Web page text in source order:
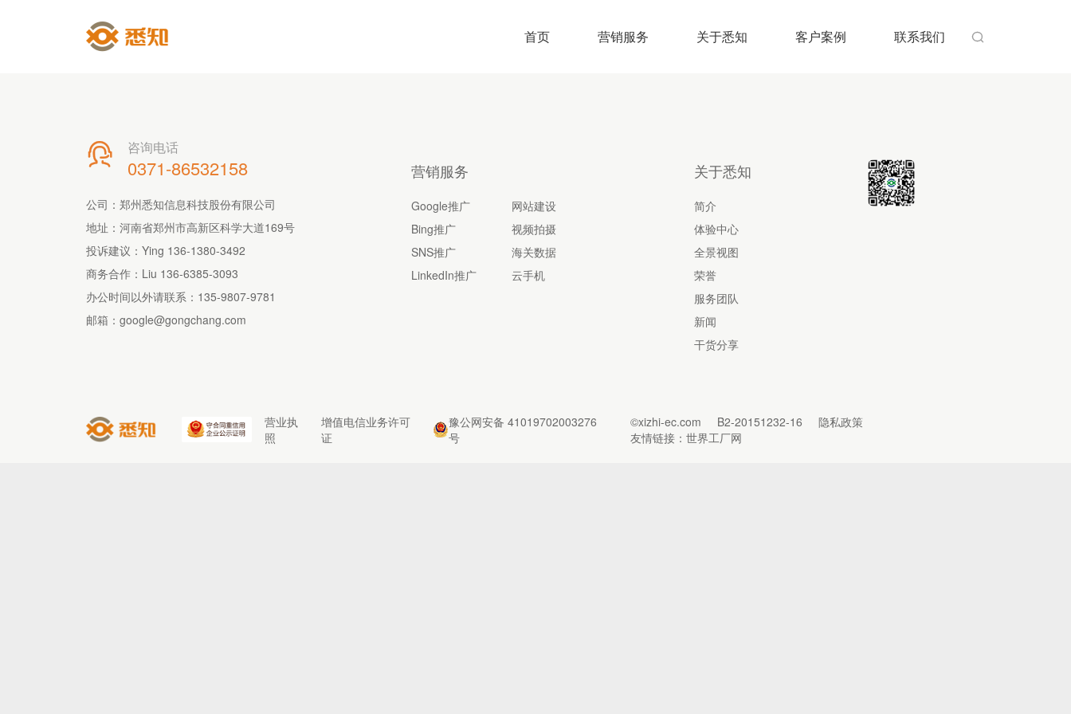
首页 营销服务 关于悉知 客户案例 联系我们 
 咨询电话
0371-86532158
公司：郑州悉知信息科技股份有限公司
地址：河南省郑州市高新区科学大道169号
投诉建议：Ying 136-1380-3492
商务合作：Liu 136-6385-3093
办公时间以外请联系： 135-9807-9781
邮箱： google@gongchang.com
营销服务
Google推广
Bing推广
SNS推广
LinkedIn推广
网站建设
视频拍摄
海关数据
云手机
关于悉知
简介
体验中心
全景视图
荣誉
服务团队
新闻
干货分享
营业执
照
增值电信业务许可
证
豫公网安备 41019702003276
号
©xizhi-ec.com B2-20151232-16
隐私政策
友情链接： 世界工厂网